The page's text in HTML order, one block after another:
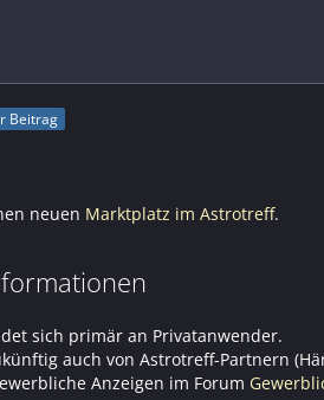
Beitrag
neuen Marktplatz im Astrotreff.
sich primär an Privatanwender.
auch von Astrotreff-Partnern
Anzeigen im Forum